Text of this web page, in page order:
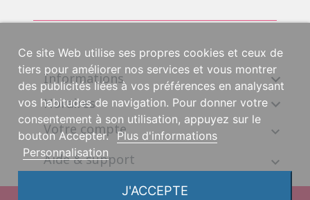
Informations 
Horaires 
Votre compte
Aide & support
Ce site Web utilise ses propres cookies et ceux de
tiers pour améliorer nos services et vous montrer
des publicités liées à vos préférences en analysant
vos habitudes de navigation. Pour donner votre
consentement à son utilisation, appuyez sur le
bouton Accepter. Plus d'informations
Personnalisation
J'ACCEPTE